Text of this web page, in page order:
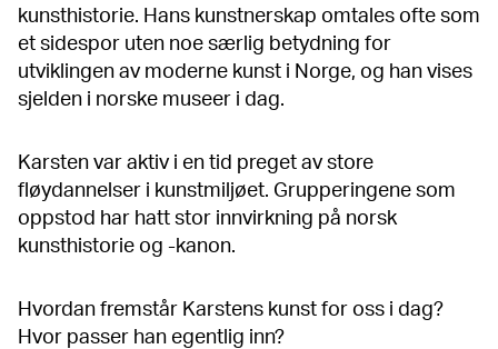
kunsthistorie. Hans kunstnerskap omtales ofte som
et sidespor uten noe særlig betydning for
utviklingen av moderne kunst i Norge, og han vises
sjelden i norske museer i dag.
Karsten var aktiv i en tid preget av store
fløydannelser i kunstmiljøet. Grupperingene som
oppstod har hatt stor innvirkning på norsk
kunsthistorie og -kanon.
Hvordan fremstår Karstens kunst for oss i dag?
Hvor passer han egentlig inn?